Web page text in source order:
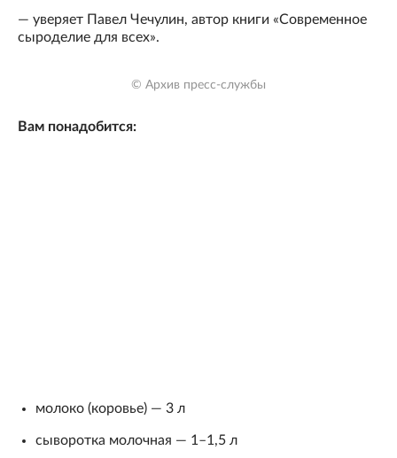
— уверяет Павел Чечулин, автор книги «Современное
сыроделие для всех».
© Архив пресс-службы
Вам понадобится:
молоко (коровье) — 3 л
сыворотка молочная — 1–1,5 л